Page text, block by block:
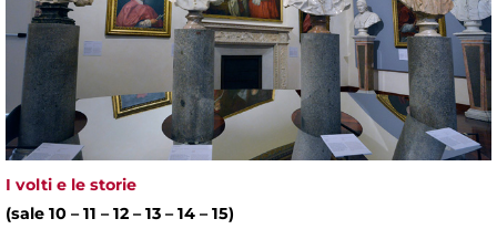
I volti e le storie
(sale 10 – 11 – 12 – 13 – 14 – 15)